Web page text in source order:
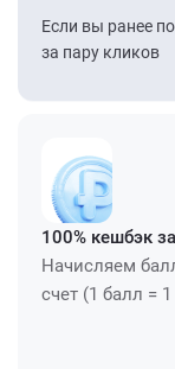
Если вы ранее
за пару кликов
100% кешбэк
Начисляем
счет (1 балл =